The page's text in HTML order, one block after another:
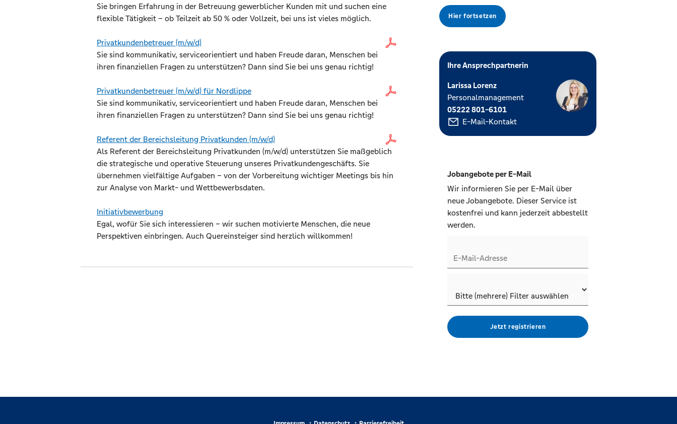
Hier fortsetzen
Ihre Ansprechpartnerin
Larissa Lorenz
Personalmanagement
05222 801-6101
E-Mail-Kontakt
Jobangebote per E-Mail
Wir informieren Sie per E-Mail über
neue Jobangebote. Dieser Service ist
kostenfrei und kann jederzeit abbestellt
werden.
Sie bringen Erfahrung in der Betreuung gewerblicher Kunden mit und suchen eine
flexible Tätigkeit – ob Teilzeit ab 50 % oder Vollzeit, bei uns ist vieles möglich.
Privatkundenbetreuer (m/w/d)
Sie sind kommunikativ, serviceorientiert und haben Freude daran, Menschen bei
ihren finanziellen Fragen zu unterstützen? Dann sind Sie bei uns genau richtig!
Privatkundenbetreuer (m/w/d) für Nordlippe
Sie sind kommunikativ, serviceorientiert und haben Freude daran, Menschen bei
ihren finanziellen Fragen zu unterstützen? Dann sind Sie bei uns genau richtig!
Referent der Bereichsleitung Privatkunden (m/w/d)
Als Referent der Bereichsleitung Privatkunden (m/w/d) unterstützen Sie maßgeblich
die strategische und operative Steuerung unseres Privatkundengeschäfts. Sie
übernehmen vielfältige Aufgaben – von der Vorbereitung wichtiger Meetings bis hin
zur Analyse von Markt- und Wettbewerbsdaten.
Initiativbewerbung
Egal, wofür Sie sich interessieren – wir suchen motivierte Menschen, die neue
Perspektiven einbringen. Auch Quereinsteiger sind herzlich willkommen!